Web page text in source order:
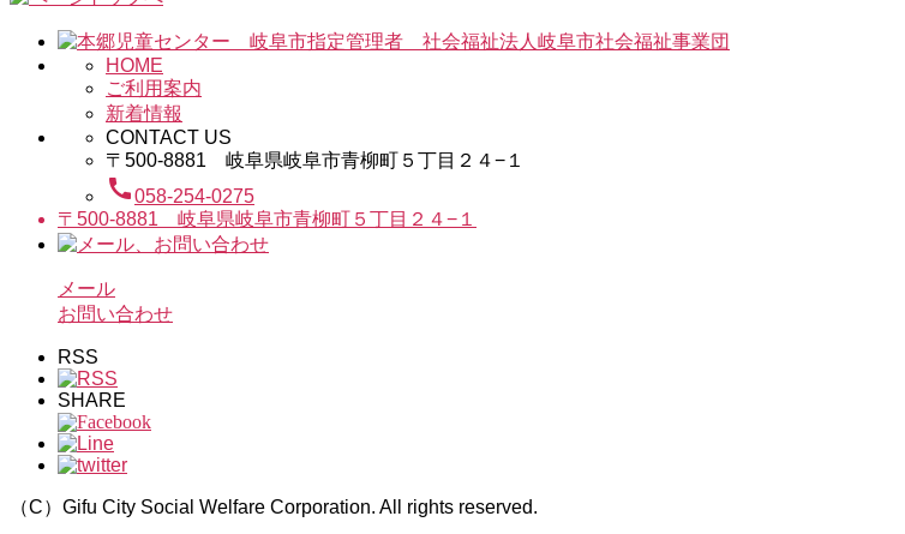
HOME
ご利用案内
新着情報
CONTACT US
〒500-8881 岐阜県岐阜市青柳町５丁目２４−１
call058-254-0275
〒500-8881 岐阜県岐阜市青柳町５丁目２４−１
メール
お問い合わせ
RSS
SHARE
（C）Gifu City Social Welfare Corporation. All rights reserved.